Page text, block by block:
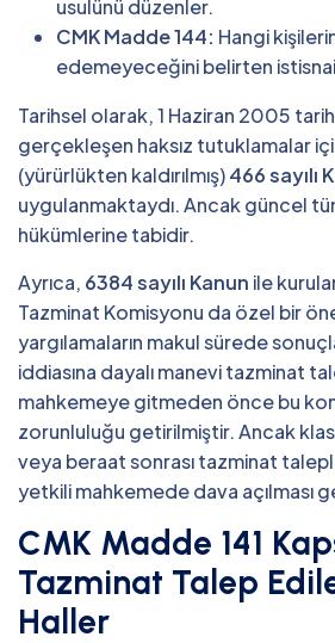
usulünü düzenler.
CMK Madde 144: Hangi
edemeyeceğini belirten
Tarihsel olarak, 1 Haziran 2005
gerçekleşen haksız tutuklamalar
(yürürlükten kaldırılmış)466 sayılı
uygulanmaktaydı. Ancak güncel
hükümlerine tabidir.
Ayrıca, 6384 sayılı Kanun ile
Tazminat Komisyonu da özel bir
yargılamaların makul sürede
iddiasına dayalı manevi tazminat
mahkemeye gitmeden önce bu
zorunluluğu getirilmiştir. Ancak
veya beraat sonrası tazminat
yetkili mahkemede dava açılması
CMK Madde 141
Tazminat Talep
Haller